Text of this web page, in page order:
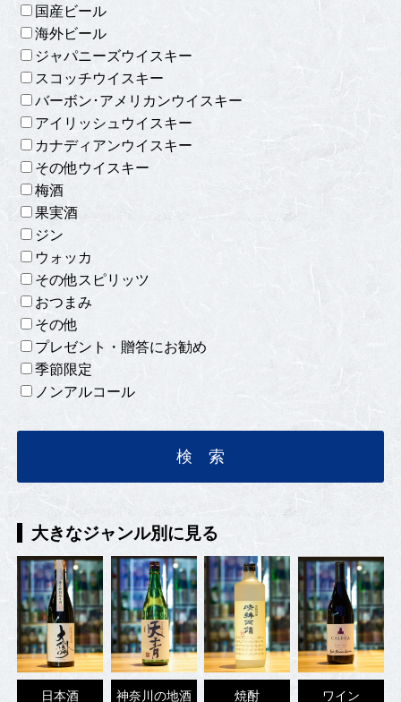
国産ビール
海外ビール
ジャパニーズウイスキー
スコッチウイスキー
バーボン･アメリカンウイスキー
アイリッシュウイスキー
カナディアンウイスキー
その他ウイスキー
梅酒
果実酒
ジン
ウォッカ
その他スピリッツ
おつまみ
その他
プレゼント・贈答にお勧め
季節限定
ノンアルコール
大きなジャンル別に見る
日本酒 神奈川の地酒 焼酎 ワイン